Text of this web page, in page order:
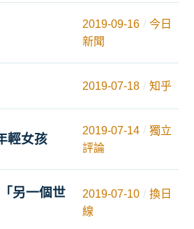
2019-09-16
今日
新聞
2019-07-18 知乎
輕女孩
2019-07-14
獨立
評論
另一個世
2019-07-10
換日
線